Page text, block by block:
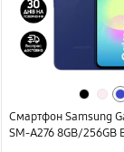
Смартфон Samsung
SM-A276 8GB/256GB